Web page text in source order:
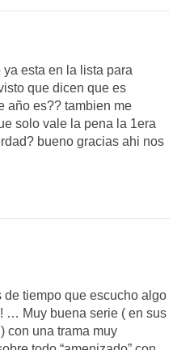
esta en la lista para
que dicen que es
año es?? tambien me
solo vale la pena la 1era
bueno gracias ahi nos
de tiempo que escucho algo
… Muy buena serie ( en sus
con una trama muy